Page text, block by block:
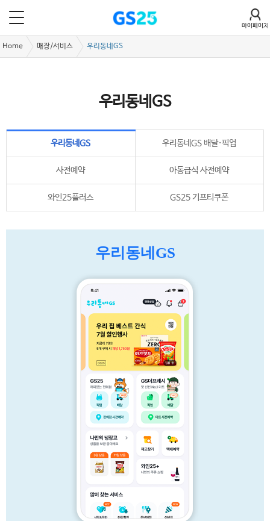
마이페이지
Home 매장/서비스 우리동네GS
우리동네GS
우리동네GS 우리동네GS 배달·픽업
사전예약 아동급식 사전예약
와인25플러스 GS25 기프티쿠폰
우리동네GS